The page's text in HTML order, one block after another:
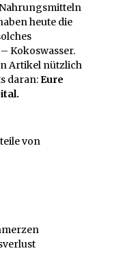
heute die
Kokoswasser.
Artikel nützlich
daran:Eure
von